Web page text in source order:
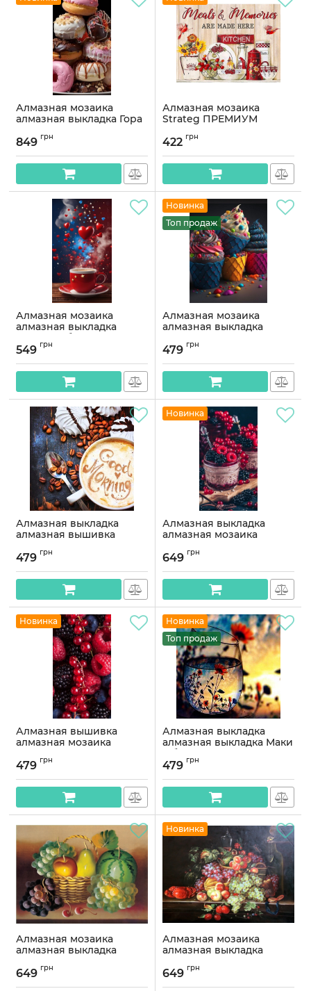
Алмазная мозаика
алмазная выкладка Гора
OG00703SB
Артикул:OG00703SB
849 грн
Алмазная мозаика
Strateg ПРЕМИУМ
воспоминания
(HEG87080)
HEG87080
422 грн
Алмазная мозаика
алмазная выкладка
Чашка любви 50x30
OG00590SS
Артикул:OG00590SS
549 грн
Новинка
Топ продаж
Алмазная мозаика
алмазная выкладка
OG00499SS
Артикул:OG00499SS
479 грн
Алмазная выкладка
алмазная вышивка
OG00421SS
Артикул:OG00421SS
479 грн
Новинка
Алмазная выкладка
алмазная мозаика
OG00232SB
Артикул:OG00232SB
649 грн
Новинка
Алмазная вышивка
алмазная мозаика
OG00208SS
Артикул:OG00208SS
479 грн
Новинка
Топ продаж
Алмазная выкладка
алмазная выкладка Маки
в бокале 35x35
OG00073SS
Артикул:OG00073SS
479 грн
Алмазная мозаика
алмазная выкладка
40x50 GA74632
Артикул:GA74632
649 грн
Новинка
Алмазная мозаика
алмазная выкладка
GA74607
Артикул:GA74607
649 грн